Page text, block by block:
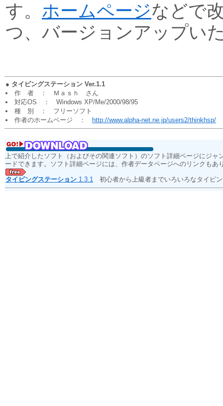
す。 ホームページなどで
つ、バージョンアップい
● タイピングステーション Ver.1.1
作 者 ： Ｍａｓｈ さん
対応OS ： Windows XP/Me/2000/98/95
種 別 ： フリーソフト
作者のホームページ ：
http://www.alpha-net.ne.jp/users2/thinkhsp/
上で紹介したソフト（およびその関連ソフト）のソフト詳細ページにジ
ードできます。ソフト詳細ページには、作者データページへのリンクもあ
タイピングステーション 1.3.1 初心者から上級者までいろいろなタイピ